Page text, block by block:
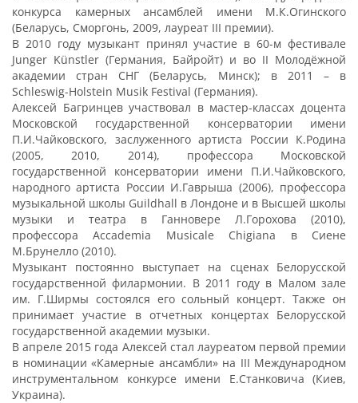
конкурса камерных ансамблей имени М.К.Огинского
(Беларусь, Сморгонь, 2009, лауреат III премии).
В 2010 году музыкант принял участие в 60-м фестивале
Junger Künstler (Германия, Байройт) и во II Молодёжной
академии стран СНГ (Беларусь, Минск); в 2011 – в
Schleswig-Holstein Musik Festival (Германия).
Алексей Багринцев участвовал в мастер-классах доцента
Московской государственной консерватории имени
П.И.Чайковского, заслуженного артиста России К.Родина
(2005, 2010, 2014), профессора Московской
государственной консерватории имени П.И.Чайковского,
народного артиста России И.Гаврыша (2006), профессора
музыкальной школы Guildhall в Лондоне и в Высшей школы
музыки и театра в Ганновере Л.Горохова (2010),
профессора Accademia Musicale Chigiana в Сиене
М.Брунелло (2010).
Музыкант постоянно выступает на сценах Белорусской
государственной филармонии. В 2011 году в Малом зале
им. Г.Ширмы состоялся его сольный концерт. Также он
принимает участие в отчетных концертах Белорусской
государственной академии музыки.
В апреле 2015 года Алексей стал лауреатом первой премии
в номинации «Камерные ансамбли» на III Международном
инструментальном конкурсе имени Е.Станковича (Киев,
Украина).